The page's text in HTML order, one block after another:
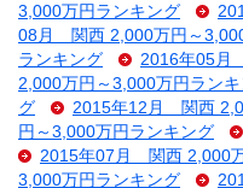
3,000万円ランキング
08月 関西 2,000万円～
ランキング
2016年05月
2,000万円～3,000万円ラン
グ
2015年12月 関西
円～3,000万円ランキング
2015年07月 関西 2,000
3,000万円ランキング